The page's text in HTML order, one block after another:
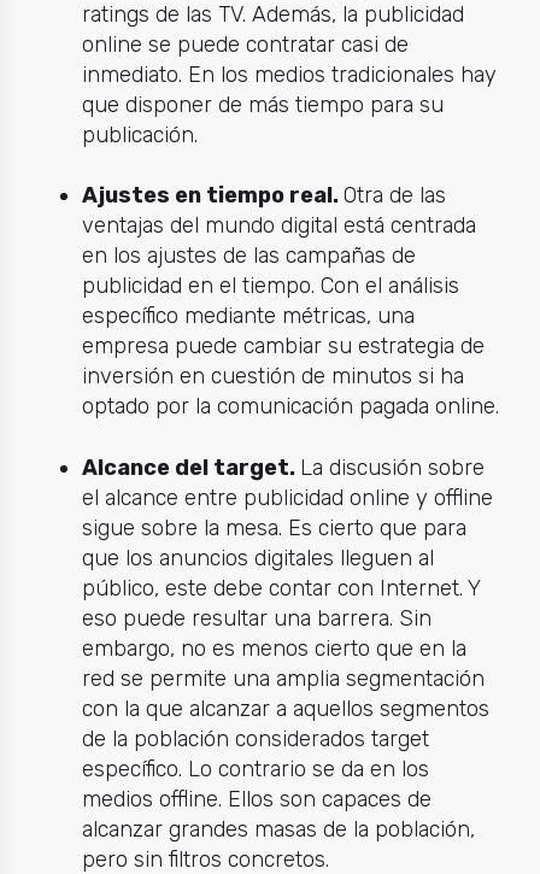
ratings de las TV. Además, la publicidad
online se puede contratar casi de
inmediato. En los medios tradicionales hay
que disponer de más tiempo para su
publicación.
Ajustes en tiempo real.Otra de las
ventajas del mundo digital está centrada
en los ajustes de las campañas de
publicidad en el tiempo. Con el análisis
específico mediante métricas, una
empresa puede cambiar su estrategia de
inversión en cuestión de minutos si ha
optado por la comunicación pagada online.
Alcance del target. La discusión sobre
el alcance entre publicidad online y offline
sigue sobre la mesa. Es cierto que para
que los anuncios digitales lleguen al
público, este debe contar con Internet. Y
eso puede resultar una barrera. Sin
embargo, no es menos cierto que en la
red se permite una amplia segmentación
con la que alcanzar a aquellos segmentos
de la población considerados target
específico. Lo contrario se da en los
medios offline. Ellos son capaces de
alcanzar grandes masas de la población,
pero sin filtros concretos.